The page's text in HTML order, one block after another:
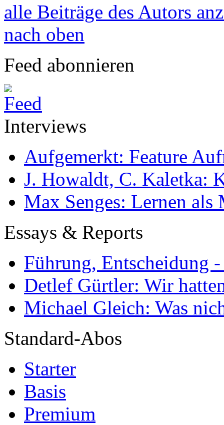
alle Beiträge des Autors
nach oben
Feed abonnieren
Interviews
Aufgemerkt: Feature
J. Howaldt, C. Kaletka:
Max Senges: Lernen als
Essays & Reports
Führung, Entscheidung
Detlef Gürtler: Wir
Michael Gleich: Was
Standard-Abos
Starter
Basis
Premium